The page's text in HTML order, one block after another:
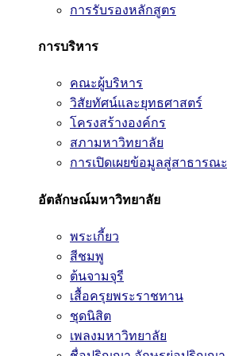
การรับรองหลักสูตร
การบริหาร
คณะผู้บริหาร
วิสัยทัศน์และยุทธศาสตร์
โครงสร้างองค์กร
สภามหาวิทยาลัย
การเปิดเผยข้อมูลสู่สาธารณะ
อัตลักษณ์มหาวิทยาลัย
พระเกี้ยว
สีชมพู
ต้นจามจุรี
เสื้อครุยพระราชทาน
ชุดนิสิต
เพลงมหาวิทยาลัย